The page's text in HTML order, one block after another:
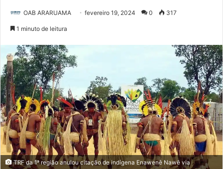
OAB ARARUAMA fevereiro 19, 2024 0 317
1 minuto de leitura
TRF da 1ª região anulou citação de indígena Enawenê Nawê via